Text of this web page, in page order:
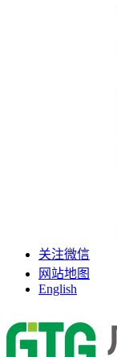
关注微信
网站地图
English